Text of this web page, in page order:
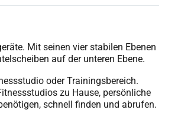
Mit seinen vier stabilen Ebenen
auf der unteren Ebene.
oder Trainingsbereich.
zu Hause, persönliche
schnell finden und abrufen.